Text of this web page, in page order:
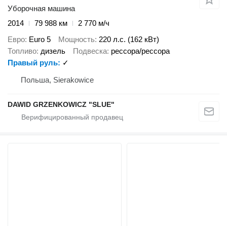
Уборочная машина
2014
79 988 км
2 770 м/ч
Евро Euro 5 Мощность 220 л.с. (162 кВт)
Топливо дизель Подвеска рессора/рессора
Правый руль
✓
Польша, Sierakowice
DAWID GRZENKOWICZ "SLUE"